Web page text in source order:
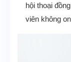
hội thoại
viên không